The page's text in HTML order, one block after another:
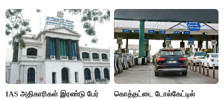
IAS அதிகாரிகள் இரண்டு பேர்
கொத்தட்டை டோல்கேட்டில்